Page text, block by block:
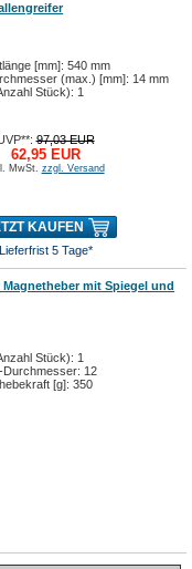
[mm]: 540 mm
(max.) [mm]: 14 mm
Stück): 1
Magnetheber mit Spiegel und
Stück): 1
Durchmesser: 12
[g]: 350